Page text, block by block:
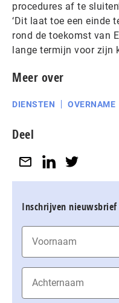
procedures af te
‘Dit laat toe een einde
rond de toekomst van
lange termijn voor zijn
Meer over
DIENSTEN OVERNAME
Deel
Inschrijven nieuwsbrief